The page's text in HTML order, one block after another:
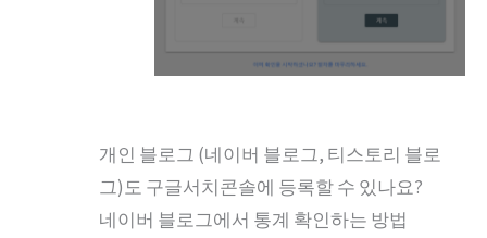
개인 블로그 (네이버 블로그, 티스토리 블로
그)도 구글서치콘솔에 등록할 수 있나요?
네이버 블로그에서 통계 확인하는 방법